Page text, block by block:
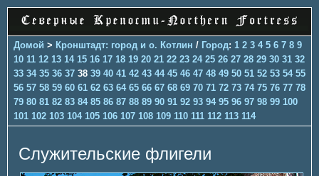
Домой > Кронштадт: город и о. Котлин / Город: 1 2 3 4 5 6 7 8 9
10 11 12 13 14 15 16 17 18 19 20 21 22 23 24 25 26 27 28 29 30 31 32
33 34 35 36 37 38 39 40 41 42 43 44 45 46 47 48 49 50 51 52 53 54 55
56 57 58 59 60 61 62 63 64 65 66 67 68 69 70 71 72 73 74 75 76 77 78
79 80 81 82 83 84 85 86 87 88 89 90 91 92 93 94 95 96 97 98 99 100
101 102 103 104 105 106 107 108 109 110 111 112 113 114
Служительские флигели